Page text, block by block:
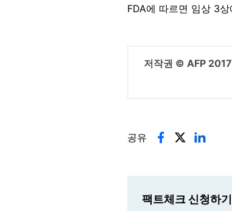
FDA에 따르면 임상 3
저작권 © AFP
공유
팩트체크 신청하기